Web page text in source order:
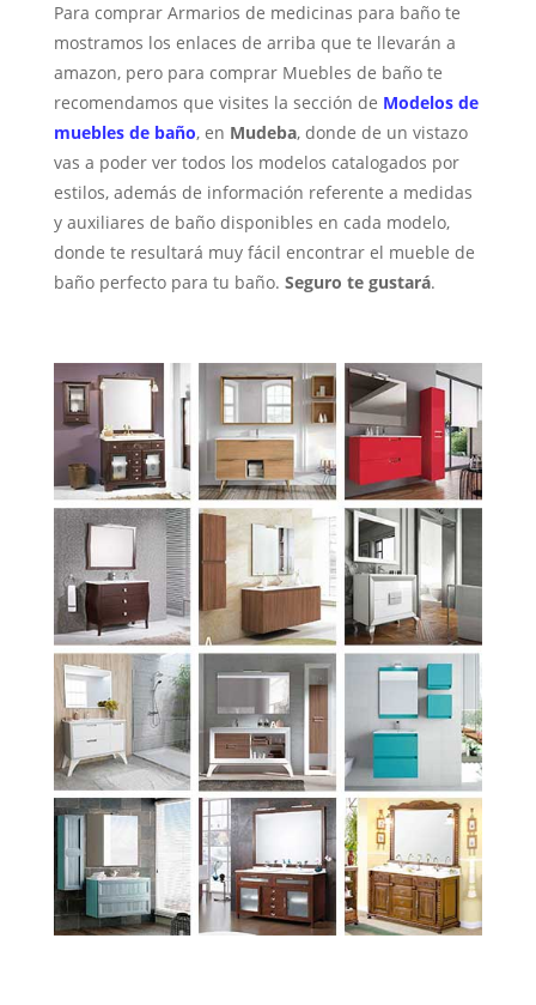
Para comprar Armarios de medicinas para baño te
mostramos los enlaces de arriba que te llevarán a
amazon, pero para comprar Muebles de baño te
recomendamos que visites la sección de Modelos de
muebles de baño, en Mudeba, donde de un vistazo
vas a poder ver todos los modelos catalogados por
estilos, además de información referente a medidas
y auxiliares de baño disponibles en cada modelo,
donde te resultará muy fácil encontrar el mueble de
baño perfecto para tu baño. Seguro te gustará.